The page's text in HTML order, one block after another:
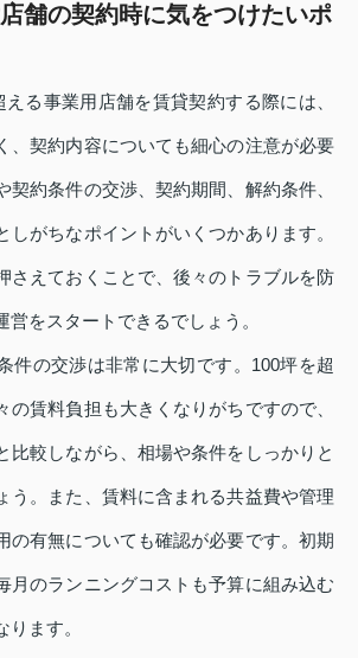
舗の契約時に気をつけたいポ
る事業用店舗を賃貸契約する際には、
、契約内容についても細心の注意が必要
契約条件の交渉、契約期間、解約条件、
しがちなポイントがいくつかあります。
さえておくことで、後々のトラブルを防
営をスタートできるでしょう。
件の交渉は非常に大切です。100坪を超
の賃料負担も大きくなりがちですので、
比較しながら、相場や条件をしっかりと
う。また、賃料に含まれる共益費や管理
の有無についても確認が必要です。初期
月のランニングコストも予算に組み込む
ます。